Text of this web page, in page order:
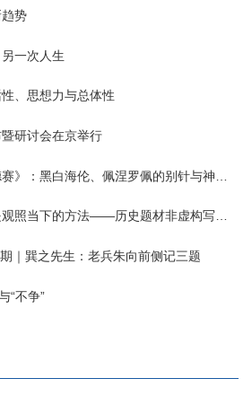
势
一次人生
、思想力与总体性
暨研讨会在京举行
：黑白海伦、佩涅罗佩的别针与神秘入侵者
当下的方法——历史题材非虚构写作多人谈
｜巽之先生：老兵朱向前侧记三题
“不争”